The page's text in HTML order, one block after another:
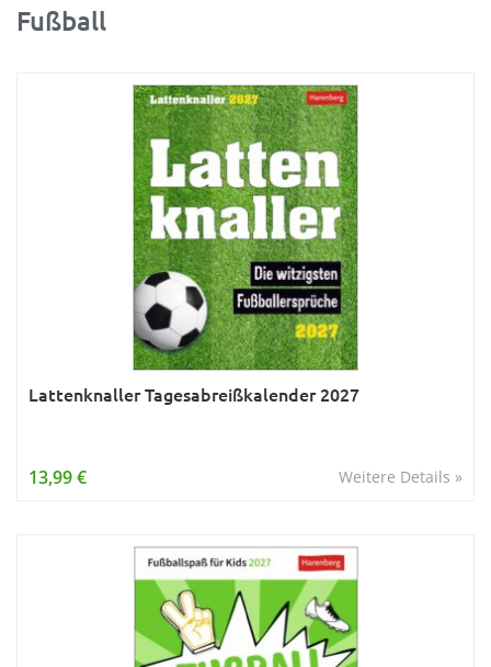
Planung & Organisation
Sprachkalender
Sternzeichen & Mond
Verkehr & Technik
Was ist was; Städte
Young Adult
Fußball
Lattenknaller Tagesabreißkalender 2027
Weitere Details »
13,99 €